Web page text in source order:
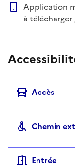
Application
à
Accès
Chemin
Entrée